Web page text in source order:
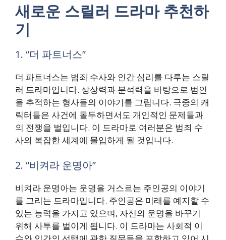
새로운 스릴러 드라마 추천하
기
1. “더 파트너스”
더 파트너스는 범죄 수사와 인간 심리를 다루는 스릴
러 드라마입니다. 상상력과 분석력을 바탕으로 범인
을 추적하는 형사들의 이야기를 그립니다. 극중의 캐
릭터들은 사건에 몰두하면서도 개인적인 문제들과
의 전쟁을 벌입니다. 이 드라마로 여러분은 범죄 수
사의 복잡한 세계에 몰입하게 될 것입니다.
2. “비켜라 운명아”
비켜라 운명아는 운명을 거스르는 주인공의 이야기
를 그리는 드라마입니다. 주인공은 미래를 예지할 수
있는 능력을 가지고 있으며, 자신의 운명을 바꾸기
위해 사투를 벌이게 됩니다. 이 드라마는 사회적 이